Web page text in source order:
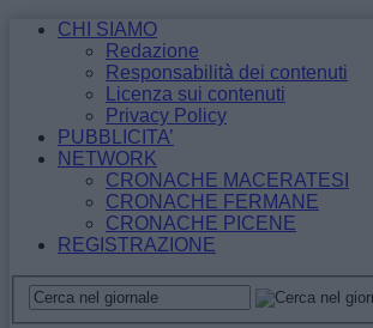
CHI SIAMO
Redazione
Responsabilità dei contenuti
Licenza sui contenuti
Privacy Policy
PUBBLICITA’
NETWORK
CRONACHE MACERATESI
CRONACHE FERMANE
CRONACHE PICENE
REGISTRAZIONE